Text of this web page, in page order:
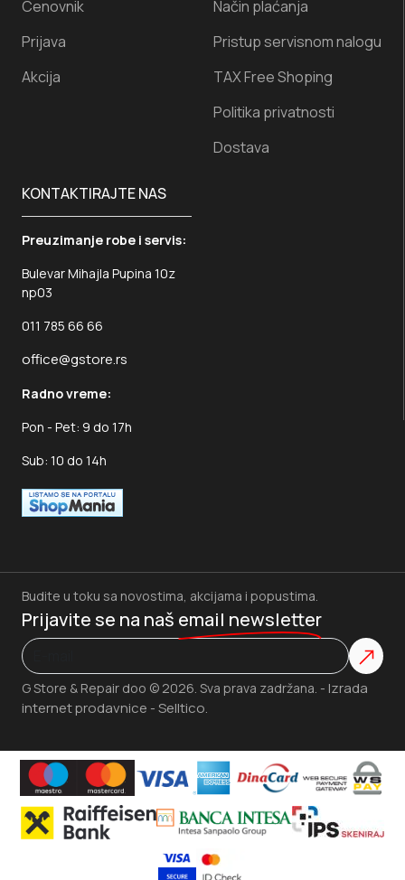
Način plaćanja
Pristup servisnom nalogu
TAX Free Shoping
Politika privatnosti
Dostava
KONTAKTIRAJTE NAS
Preuzimanje robe i servis:
Bulevar Mihajla Pupina 10z
np03
011 785 66 66
office@gstore.rs
Radno vreme:
Pon - Pet: 9 do 17h
Sub: 10 do 14h
Cenovnik
Prijava
Akcija
G Store & Repair doo © 2026. Sva prava zadržana. - Izrada
internet prodavnice - Selltico.
Budite u toku sa novostima, akcijama i popustima.
Prijavite se na naš email newsletter